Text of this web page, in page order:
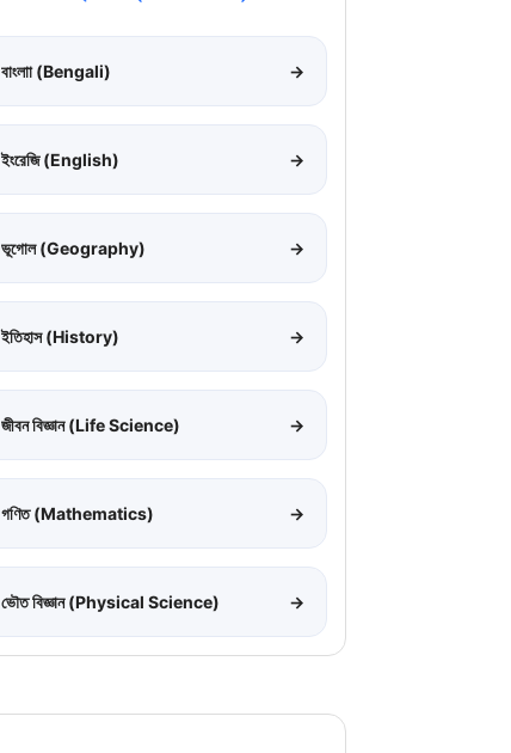
বাংলাা (Bengali) →
ইংরেজি (English) →
ভূগোল (Geography) →
ইতিহাস (History) →
জীবন বিজ্ঞান (Life Science) →
গণিত (Mathematics) →
ভৌত বিজ্ঞান (Physical Science) →